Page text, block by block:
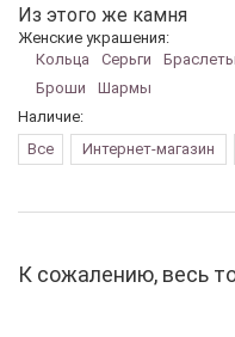
Из этого же камня
Женские украшения:
Кольца
Серьги Браслеты
Броши
Шармы
Наличие:
Все
Интернет-магазин
К сожалению, весь